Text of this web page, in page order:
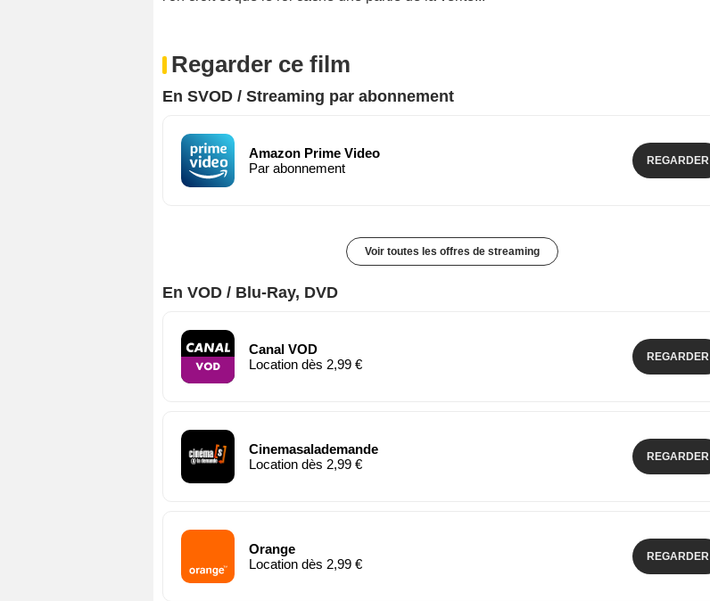
Regarder ce film
En SVOD / Streaming par abonnement
Amazon Prime Video
Par abonnement
REGARDER
Voir toutes les offres de streaming
En VOD / Blu-Ray, DVD
Canal VOD
Location dès 2,99 €
REGARDER
Cinemasalademande
Location dès 2,99 €
REGARDER
Orange
Location dès 2,99 €
REGARDER